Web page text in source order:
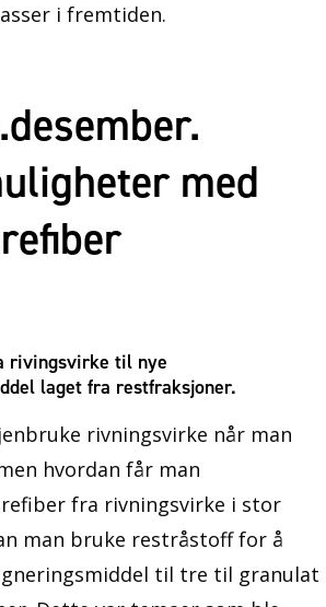
i fremtiden.
med
rivingsvirke til nye
laget fra restfraksjoner.
rivningsvirke når man
hvordan får man
fra rivningsvirke i stor
man bruke restråstoff for å
til tre til granulat